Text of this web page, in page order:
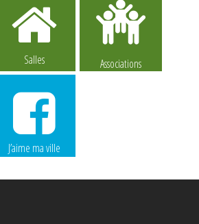
Salles Associations
J’aime ma ville